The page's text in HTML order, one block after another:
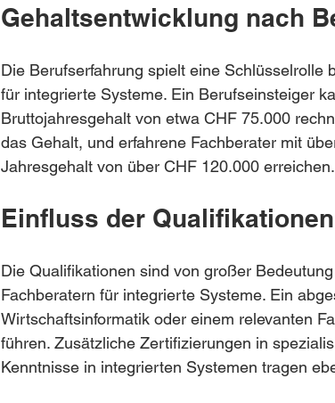
Gehaltsentwicklung nach
Die Berufserfahrung spielt eine Schlüsselrolle
für integrierte Systeme. Ein Berufseinsteiger
Bruttojahresgehalt von etwa CHF 75.000
das Gehalt, und erfahrene Fachberater mit
Jahresgehalt von über CHF 120.000 erreichen.
Einfluss der
Die Qualifikationen sind von großer
Fachberatern für integrierte Systeme. Ein
Wirtschaftsinformatik oder einem relevanten
führen. Zusätzliche Zertifizierungen in
Kenntnisse in integrierten Systemen tragen